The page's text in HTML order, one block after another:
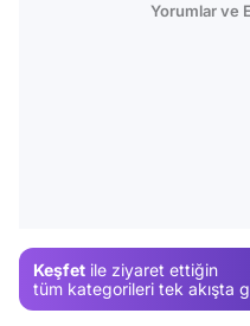
Yorumlar ve
Keşfet ile ziyaret ettiğin
tüm kategorileri tek akışta